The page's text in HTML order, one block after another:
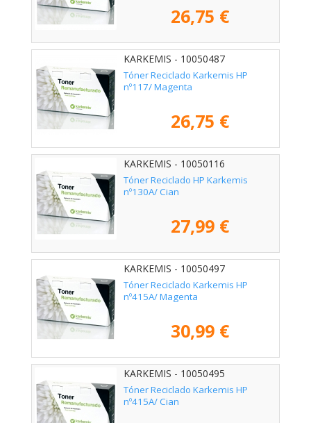
26,75 €
KARKEMIS - 10050487
Tóner Reciclado Karkemis HP
nº117/ Magenta
26,75 €
KARKEMIS - 10050116
Tóner Reciclado HP Karkemis
nº130A/ Cian
27,99 €
KARKEMIS - 10050497
Tóner Reciclado Karkemis HP
nº415A/ Magenta
30,99 €
KARKEMIS - 10050495
Tóner Reciclado Karkemis HP
nº415A/ Cian